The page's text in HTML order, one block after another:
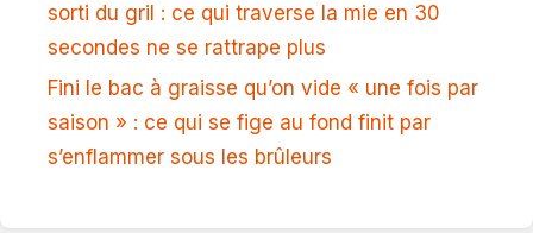
sorti du gril : ce qui traverse la mie en 30
secondes ne se rattrape plus
Fini le bac à graisse qu’on vide « une fois par
saison » : ce qui se fige au fond finit par
s’enflammer sous les brûleurs